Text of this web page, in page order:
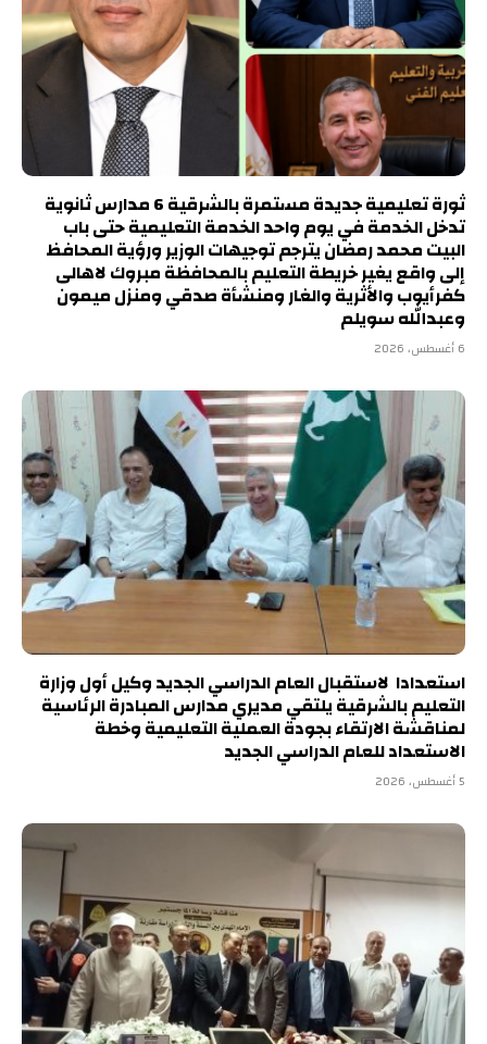
ثورة تعليمية جديدة مستمرة بالشرقية 6 مدارس ثانوية
تدخل الخدمة في يوم واحد الخدمة التعليمية حتى باب
البيت محمد رمضان يترجم توجيهات الوزير ورؤية المحافظ
إلى واقع يغير خريطة التعليم بالمحافظة مبروك لاهالى
كفرأيوب والأثرية والغار ومنشأة صدقي ومنزل ميمون
وعبدالله سويلم
6 أغسطس، 2026
استعدادا لاستقبال العام الدراسي الجديد وكيل أول وزارة
التعليم بالشرقية يلتقي مديري مدارس المبادرة الرئاسية
لمناقشة الارتقاء بجودة العملية التعليمية وخطة
الاستعداد للعام الدراسي الجديد
5 أغسطس، 2026